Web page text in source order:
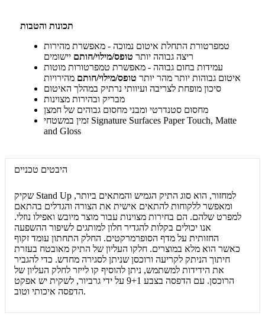
תכונות והטבות
טמפרטורת התחלת איטום נמוכה - מאפשרת מהירות
ריצה גבוהה יותר טופס/מילוי/חותם יישומים
עמידות בחום גבוהה - מאפשרת טמפרטורות מוטות
איטום גבוהות יותר מהר יותר טופס/מילוי/חותם מהירויות
סיכון מופחת לצריבה ועיוותי נרתיק במהלך האיטום
מבריק ובהירות מצוינות
מחסום סטנדרטי ומבני מחסום גבוהים של חמצן
זמין במשטחי Signature Surfaces Paper Touch, Matte
and Gloss
היבטים טכניים
שקיק Stand Up למחזור, הוא סוג התיק הגמיש והמתאים ביותר,
ומאפשר ללקוחות להתאים אישית את הצורה והגדלים בהתאם
למפרט שלהם. הם בחירות מצוינות עבור מוצר מיובש ואפילו נוזלי.
אנו יכולים בקלות להגדיר חלון למותגים לשיפור ההשפעה
החזותית על מדף הסופרמרקטים. החלק התחתון עומד זקוף
כאשר הוא מלא במוצרים. חלקו העליון של התיק מאובטח בעזרת
חיתוך הניתק לקריעה ורוכסן שניתן לסגירה מחדש. כדי להגביר
את הידידות למשתמש, ניתן להוסיף קו לייזר לחלק העליון של
הרוכסן. עם הדפסה בצבע 9+1 על ידי גרביור, לשקית יש אפקט
הדפסה איכותי וטוב.